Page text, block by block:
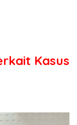
Kasus